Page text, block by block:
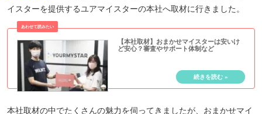
イスターを提供するユアマイスターの本社へ取材に行きました。
【本社取材】おまかせマイスターは安いけ
ど安心？審査やサポート体制など
本社取材の中でたくさんの魅力を伺ってきましたが、おまかせマイ